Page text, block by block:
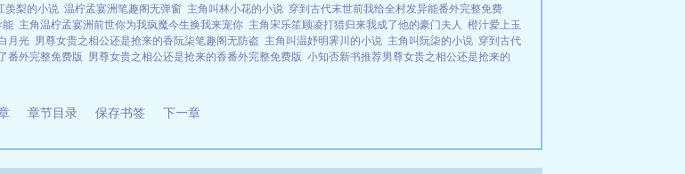
羡梨的小说 温柠孟宴洲笔趣阁无弹窗 主角叫林小花的小说 穿到古代末世前我给全村发异能番外完整免费
能 主角温柠孟宴洲前世你为我疯魔今生换我来宠你 主角宋乐笙顾凌打猎归来我成了他的豪门夫人 橙汁爱上玉
月光 男尊女贵之相公还是抢来的香阮柒笔趣阁无防盗 主角叫温妤明霁川的小说 主角叫阮柒的小说 穿到古代
番外完整免费版 男尊女贵之相公还是抢来的香番外完整免费版 小知否新书推荐男尊女贵之相公还是抢来的
章节目录 保存书签 下一章